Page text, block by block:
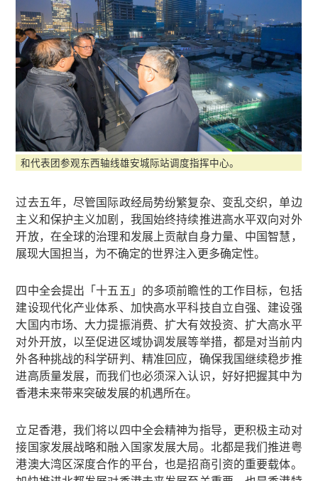
和代表团参观东西轴线雄安城际站调度指挥中心。
过去五年，尽管国际政经局势纷繁复杂、变乱交织，单边
主义和保护主义加剧，我国始终持续推进高水平双向对外
开放，在全球的治理和发展上贡献自身力量、中国智慧，
展现大国担当，为不确定的世界注入更多确定性。
四中全会提出「十五五」的多项前瞻性的工作目标，包括
建设现代化产业体系、加快高水平科技自立自强、建设强
大国内市场、大力提振消费、扩大有效投资、扩大高水平
对外开放，以至促进区域协调发展等举措，都是对当前内
外各种挑战的科学研判、精准回应，确保我国继续稳步推
进高质量发展，而我们也必须深入认识，好好把握其中为
香港未来带来突破发展的机遇所在。
立足香港，我们将以四中全会精神为指导，更积极主动对
接国家发展战略和融入国家发展大局。北都是我们推进粤
港澳大湾区深度合作的平台，也是招商引资的重要载体。